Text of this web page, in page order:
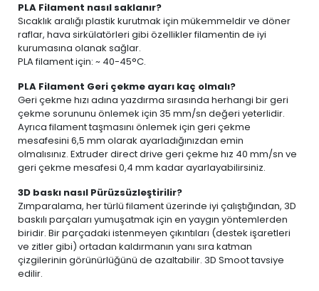
PLA Filament nasıl saklanır?
Sıcaklık aralığı plastik kurutmak için mükemmeldir ve döner
raflar, hava sirkülatörleri gibi özellikler filamentin de iyi
kurumasına olanak sağlar.
PLA filament için: ~ 40-45°C.
PLA Filament Geri çekme ayarı kaç olmalı?
Geri çekme hızı adına yazdırma sırasında herhangi bir geri
çekme sorununu önlemek için 35 mm/sn değeri yeterlidir.
Ayrıca filament taşmasını önlemek için geri çekme
mesafesini 6,5 mm olarak ayarladığınızdan emin
olmalısınız. Extruder direct drive geri çekme hız 40 mm/sn ve
geri çekme mesafesi 0,4 mm kadar ayarlayabilirsiniz.
3D baskı nasıl Pürüzsüzleştirilir?
Zımparalama, her türlü filament üzerinde iyi çalıştığından, 3D
baskılı parçaları yumuşatmak için en yaygın yöntemlerden
biridir. Bir parçadaki istenmeyen çıkıntıları (destek işaretleri
ve zitler gibi) ortadan kaldırmanın yanı sıra katman
çizgilerinin görünürlüğünü de azaltabilir. 3D Smoot tavsiye
edilir.